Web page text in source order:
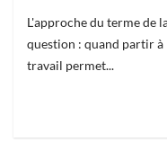
L'approche du terme de
question : quand partir à
travail permet...